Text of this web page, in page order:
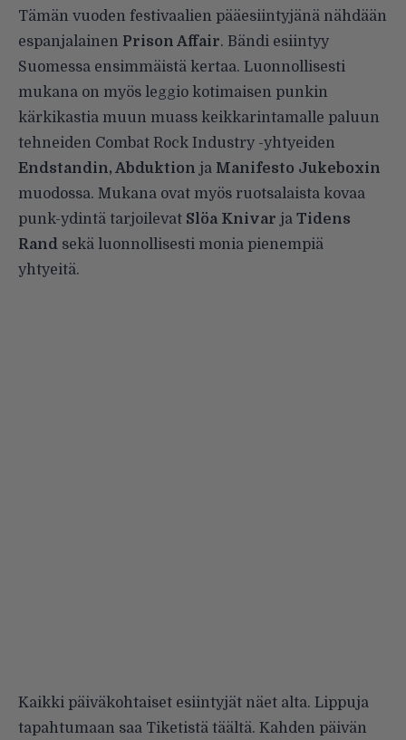
Tämän vuoden festivaalien pääesiintyjänä nähdään
espanjalainen Prison Affair. Bändi esiintyy
Suomessa ensimmäistä kertaa. Luonnollisesti
mukana on myös leggio kotimaisen punkin
kärkikastia muun muass keikkarintamalle paluun
tehneiden Combat Rock Industry -yhtyeiden
Endstandin, Abduktion ja Manifesto Jukeboxin
muodossa. Mukana ovat myös ruotsalaista kovaa
punk-ydintä tarjoilevat Slöa Knivar ja Tidens
Rand sekä luonnollisesti monia pienempiä
yhtyeitä.
Kaikki päiväkohtaiset esiintyjät näet alta. Lippuja
tapahtumaan saa Tiketistä täältä. Kahden päivän